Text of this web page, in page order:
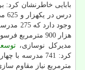
بابایی خاطرنشان كرد:
هزار 900 مترمربع فرسوده است.
مدیركل نوسازی،